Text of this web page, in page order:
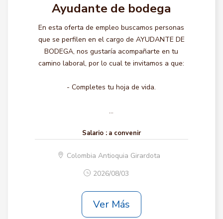
Ayudante de bodega
En esta oferta de empleo buscamos personas
que se perfilen en el cargo de AYUDANTE DE
BODEGA, nos gustaría acompañarte en tu
camino laboral, por lo cual te invitamos a que:
- Completes tu hoja de vida.
...
Salario : a convenir
Colombia Antioquia Girardota
2026/08/03
Ver Más